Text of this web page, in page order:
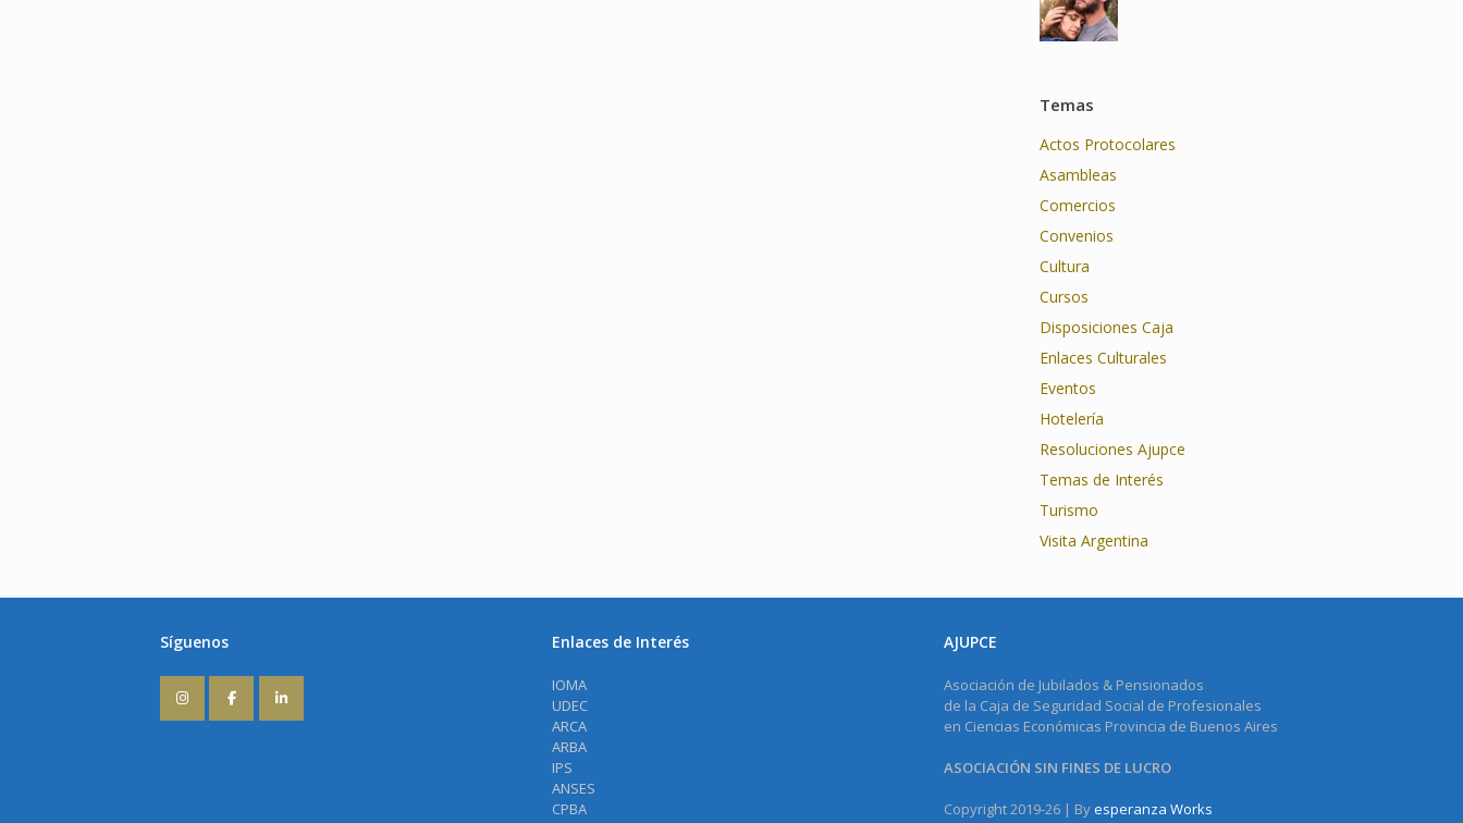
Temas
Actos Protocolares
Asambleas
Comercios
Convenios
Cultura
Cursos
Disposiciones Caja
Enlaces Culturales
Eventos
Hotelería
Resoluciones Ajupce
Temas de Interés
Turismo
Visita Argentina
Síguenos Enlaces de Interés
IOMA
UDEC
ARCA
ARBA
IPS
ANSES
CPBA
AJUPCE
Asociación de Jubilados & Pensionados
de la Caja de Seguridad Social de Profesionales
en Ciencias Económicas Provincia de Buenos Aires
ASOCIACIÓN SIN FINES DE LUCRO
Copyright 2019-26 | Byesperanza Works